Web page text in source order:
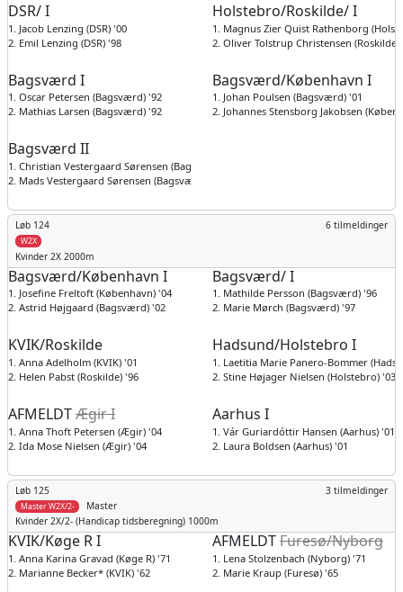
DSR/ I
1. Jacob Lenzing (DSR) '00
2. Emil Lenzing (DSR) '98
Holstebro/Roskilde/ I
1. Magnus Zier Quist Rathenborg
2. Oliver Tolstrup Christensen (Roskilde)
Bagsværd I
1. Oscar Petersen (Bagsværd) '92
2. Mathias Larsen (Bagsværd) '92
Bagsværd/København I
1. Johan Poulsen (Bagsværd) '01
2. Johannes Stensborg Jakobsen
Bagsværd II
1. Christian Vestergaard Sørensen (Bagsværd) '96
2. Mads Vestergaard Sørensen (Bagsværd) '98
Løb 124 6 tilmeldinger
W2X
Kvinder 2X 2000m
Bagsværd/København I
1. Josefine Freltoft (København) '04
2. Astrid Højgaard (Bagsværd) '02
Bagsværd/ I
1. Mathilde Persson (Bagsværd) '96
2. Marie Mørch (Bagsværd) '97
KVIK/Roskilde
1. Anna Adelholm (KVIK) '01
2. Helen Pabst (Roskilde) '96
Hadsund/Holstebro I
1. Laetitia Marie Panero-Bommer
2. Stine Højager Nielsen (Holstebro) '03
AFMELDTÆgir I
1. Anna Thoft Petersen (Ægir) '04
2. Ida Mose Nielsen (Ægir) '04
Aarhus I
1. Vár Guriardóttir Hansen (Aarhus) '01
2. Laura Boldsen (Aarhus) '01
Løb 125
Master
3 tilmeldinger
Master W2X/2-
Kvinder 2X/2- (Handicap tidsberegning) 1000m
KVIK/Køge R I
1. Anna Karina Gravad (Køge R) '71
2. Marianne Becker* (KVIK) '62
AFMELDTFuresø/Nyborg
1. Lena Stolzenbach (Nyborg) '71
2. Marie Kraup (Furesø) '65